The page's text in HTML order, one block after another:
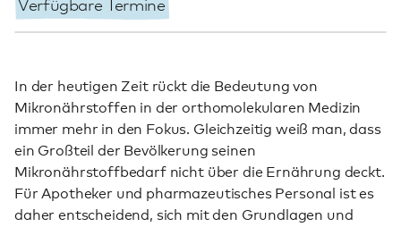
Verfügbare Termine
In der heutigen Zeit rückt die Bedeutung von
Mikronährstoffen in der orthomolekularen Medizin
immer mehr in den Fokus. Gleichzeitig weiß man, dass
ein Großteil der Bevölkerung seinen
Mikronährstoffbedarf nicht über die Ernährung deckt.
Für Apotheker und pharmazeutisches Personal ist es
daher entscheidend, sich mit den Grundlagen und